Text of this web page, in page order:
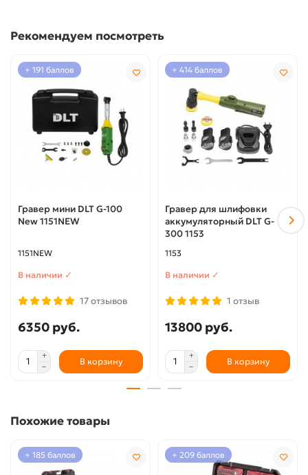
Характеристики : Мощность двигателя: 400Вт
24000об/мин Регулировка оборотов: 6 скоростей Вес
Рекомендуем посмотреть
+ 191 баллов
Гравер мини DLT G-100
New 1151NEW
1151NEW
В наличии ✓
17 отзывов
6350 руб.
В корзину
+ 414 баллов
Гравер для шлифовки
аккумуляторный DLT G-
300 1153
1153
В наличии ✓
1 отзыв
13800 руб.
В корзину
Похожие товары
+ 185 баллов + 209 баллов